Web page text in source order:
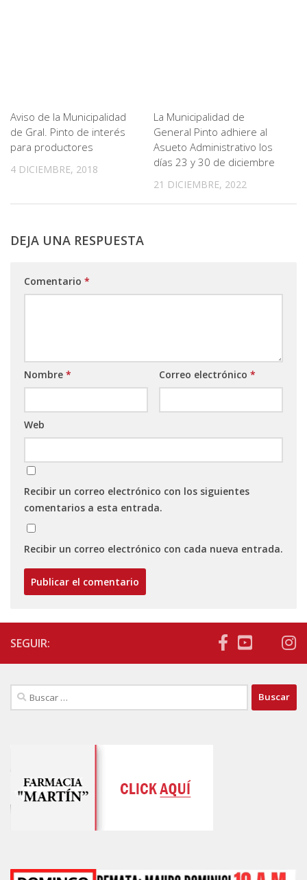
Aviso de la Municipalidad
de Gral. Pinto de interés
para productores
4 DICIEMBRE, 2018
La Municipalidad de
General Pinto adhiere al
Asueto Administrativo los
días 23 y 30 de diciembre
21 DICIEMBRE, 2022
DEJA UNA RESPUESTA
Comentario *
Nombre * Correo electrónico *
Web
Recibir un correo electrónico con los siguientes
comentarios a esta entrada.
Recibir un correo electrónico con cada nueva entrada.
SEGUIR:
Buscar: